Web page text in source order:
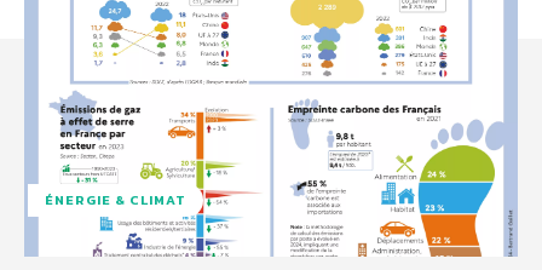
ÉNERGIE & CLIMAT